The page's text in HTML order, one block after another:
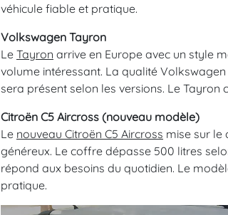
véhicule fiable et pratique.
Volkswagen Tayron
Le Tayron arrive en Europe avec un style
volume intéressant. La qualité
sera présent selon les versions. Le Tayron
Citroën C5 Aircross (nouveau modèle)
Le nouveau Citroën C5 Aircross mise sur le
généreux. Le coffre dépasse 500 litres
répond aux besoins du quotidien. Le
pratique.